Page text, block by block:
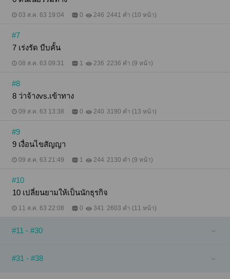
ไหม แล้วนิ้วผมคุณก็ใช้ไปแล้วนะหรือคุณอยากทดลอง
ใช้ของที่คุณเพิ่งวัดขนาดไปล่ะก็ได้นะผมพร้อมให้ทดลอง
ไปไหนคุณโป๊อยู่ มานอนได้แล้วอย่าดื้อเพราะถ้าคุณดื้อ
ตัวมุกอันดาและจับร่างบางขึ้นมานอนบนเตียงอีกครั้งใช้
03 ส.ค. 63 19:04 0 246 2441 คำ (10 หน้า)
#7
7 เร่งรัด บีบคั้น
08 ส.ค. 63 09:31 1 236 2236 คำ (9 หน้า)
#8
8 ว่าจ้างvs.เข้าทาง
09 ส.ค. 63 13:38 0 240 3190 คำ (13 หน้า)
#9
9 เงื่อนไขสัญญา
09 ส.ค. 63 21:49 1 244 2130 คำ (9 หน้า)
#10
10 เปลี่ยนยามให้เป็นนักธุรกิจ
11 ส.ค. 63 22:08 0 341 2603 คำ (11 หน้า)
#11 - #30
#31 - #38